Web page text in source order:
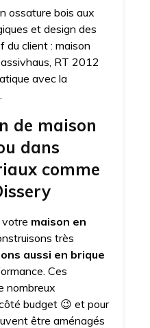
ossature bois aux
et design des
du client : maison
RT 2012
avec la
de maison
dans
comme
votre maison en
très
aussi en brique
Ces
nombreux
budget 😉 et pour
être aménagés